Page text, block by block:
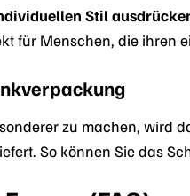
Stil
für Menschen, die ihren
zu machen, wird
So können Sie das